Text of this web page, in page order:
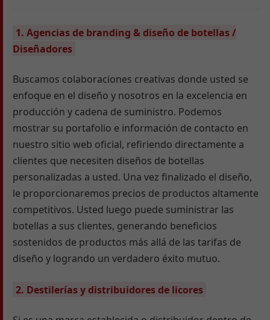
1. Agencias de branding & diseño de botellas /
Diseñadores
Buscamos colaboraciones creativas donde usted se
enfoque en el diseño y nosotros en la excelencia en
producción y cadena de suministro. Podemos
mostrar su portafolio e información de contacto en
nuestro sitio web oficial, refiriendo directamente a
clientes que necesiten diseños de botellas
personalizadas a usted. Una vez finalizado el diseño,
le proporcionaremos precios de productos altamente
competitivos. Usted luego puede suministrar las
botellas a sus clientes, generando beneficios
sostenidos de productos más allá de las tarifas de
diseño y logrando un verdadero éxito mutuo.
2. Destilerías y distribuidores de licores